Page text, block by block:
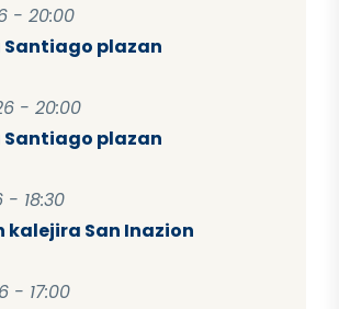
- 20:00
Santiago plazan
- 20:00
Santiago plazan
- 18:30
kalejira San Inazion
- 17:00